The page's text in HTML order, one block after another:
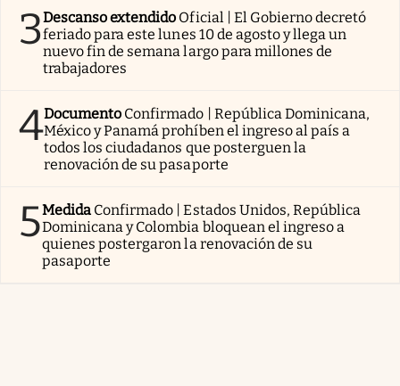
3Descanso extendido Oficial | El Gobierno decretó
feriado para este lunes 10 de agosto y llega un
nuevo fin de semana largo para millones de
trabajadores
4Documento Confirmado | República Dominicana,
México y Panamá prohíben el ingreso al país a
todos los ciudadanos que posterguen la
renovación de su pasaporte
5Medida Confirmado | Estados Unidos, República
Dominicana y Colombia bloquean el ingreso a
quienes postergaron la renovación de su
pasaporte